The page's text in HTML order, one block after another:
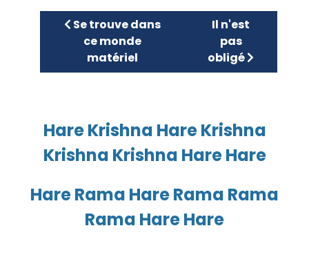
Article précédent : Se trouve dans ce
Se trouve dans
ce monde
matériel
Article suivant :
Il n'est
pas
obligé
Hare Krishna Hare Krishna
Krishna Krishna Hare Hare
Hare Rama Hare Rama Rama
Rama Hare Hare